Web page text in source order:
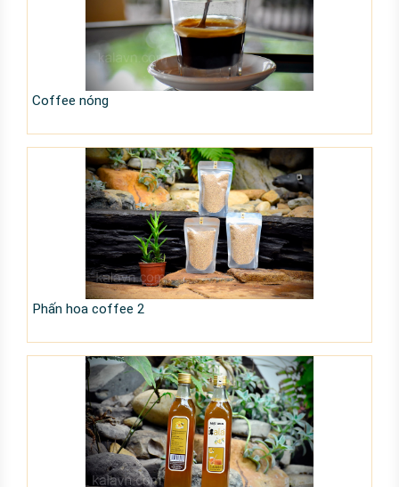
Coffee nóng
Phấn hoa coffee 2